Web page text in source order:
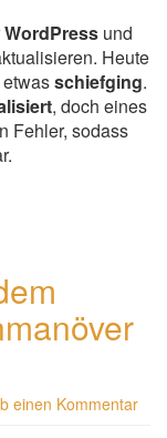
WordPress und
Heute
schiefging.
, doch eines
Fehler, sodass
einen Kommentar